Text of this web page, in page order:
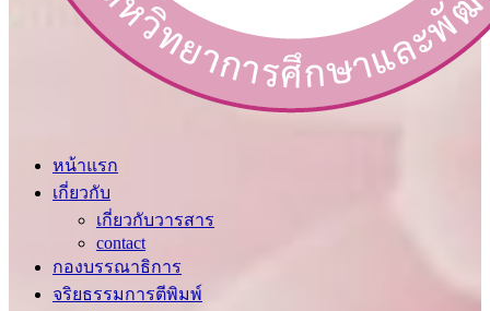
หน้าแรก
เกี่ยวกับ
เกี่ยวกับวารสาร
contact
กองบรรณาธิการ
จริยธรรมการตีพิมพ์